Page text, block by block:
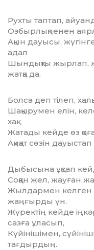
Рухты таптап,
Озбырлықпенен
Ақын дауысы,
адал
Шындықты жырлап,
жатқа да.
Болса деп тілеп,
Шақырумен елін,
хақ.
Жатады кейде өз
Ақиқат сөзін
Дыбысына ұқсап
Соққан жел, жауған
Жылдармен келген
жаңғырды үн.
Жүректің кейде
сазға ұласып,
Күйінішімен,
тағдырдың.